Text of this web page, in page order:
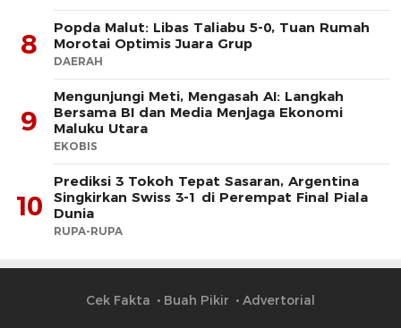
8
Popda Malut: Libas Taliabu 5-0, Tuan Rumah
Morotai Optimis Juara Grup
DAERAH
9
Mengunjungi Meti, Mengasah AI: Langkah
Bersama BI dan Media Menjaga Ekonomi
Maluku Utara
EKOBIS
10
Prediksi 3 Tokoh Tepat Sasaran, Argentina
Singkirkan Swiss 3-1 di Perempat Final Piala
Dunia
RUPA-RUPA
Cek Fakta Buah Pikir Advertorial